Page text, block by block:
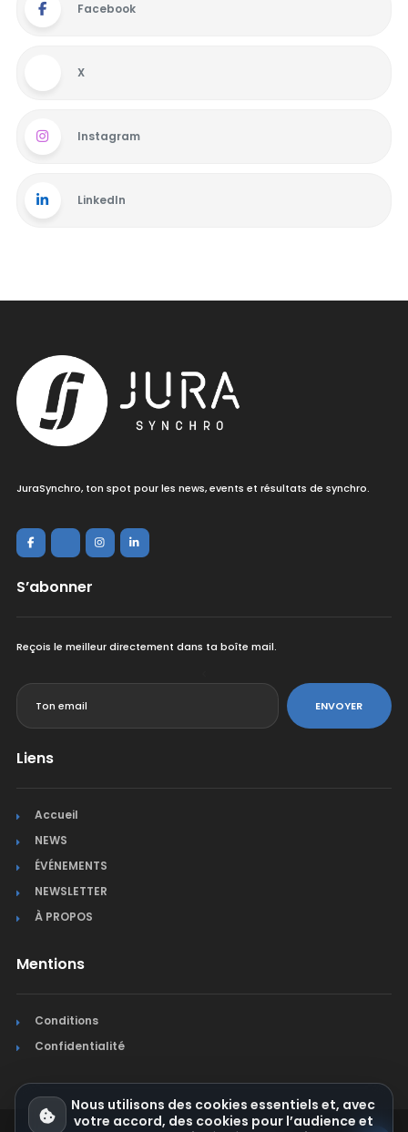
Facebook
X
Instagram
LinkedIn
JuraSynchro, ton spot pour les news, events et résultats de synchro.
S’abonner
Reçois le meilleur directement dans ta boîte mail.
ENVOYER
Liens
Accueil
NEWS
ÉVÉNEMENTS
NEWSLETTER
À PROPOS
Mentions
Conditions
Confidentialité
Nous utilisons des cookies essentiels et, avec
votre accord, des cookies pour l’audience et